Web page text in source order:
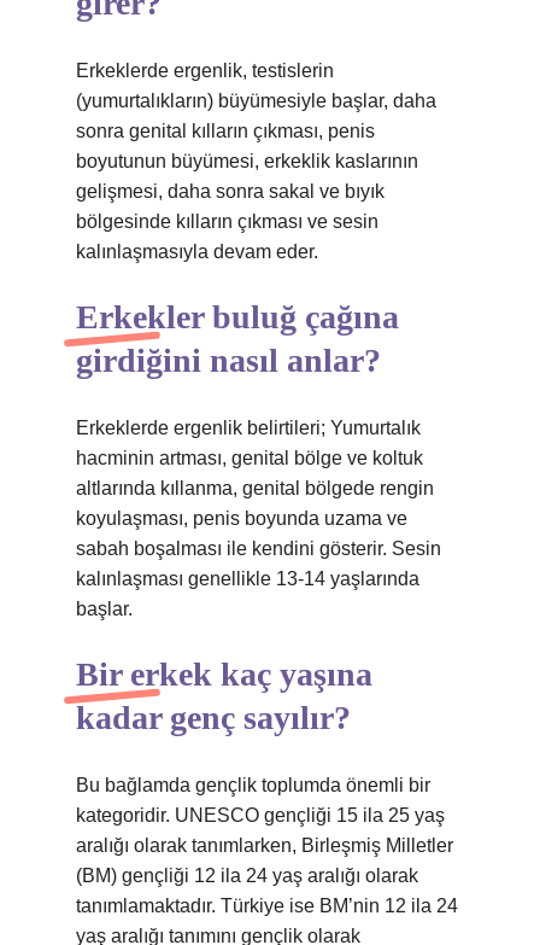
Erkeklerde ergenlik, testislerin
(yumurtalıkların) büyümesiyle başlar, daha
sonra genital kılların çıkması, penis
boyutunun büyümesi, erkeklik kaslarının
gelişmesi, daha sonra sakal ve bıyık
bölgesinde kılların çıkması ve sesin
kalınlaşmasıyla devam eder.
Erkekler buluğ çağına
girdiğini nasıl anlar?
Erkeklerde ergenlik belirtileri; Yumurtalık
hacminin artması, genital bölge ve koltuk
altlarında kıllanma, genital bölgede rengin
koyulaşması, penis boyunda uzama ve
sabah boşalması ile kendini gösterir. Sesin
kalınlaşması genellikle 13-14 yaşlarında
başlar.
Bir erkek kaç yaşına
kadar genç sayılır?
Bu bağlamda gençlik toplumda önemli bir
kategoridir. UNESCO gençliği 15 ila 25 yaş
aralığı olarak tanımlarken, Birleşmiş Milletler
(BM) gençliği 12 ila 24 yaş aralığı olarak
tanımlamaktadır. Türkiye ise BM’nin 12 ila 24
yaş aralığı tanımını gençlik olarak